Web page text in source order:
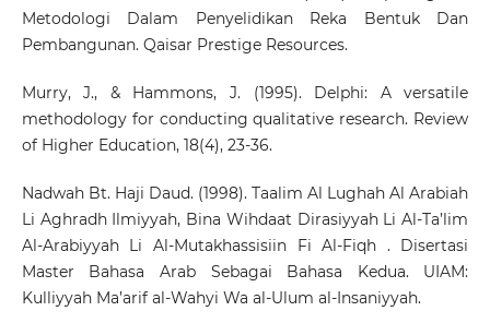
Metodologi Dalam Penyelidikan Reka Bentuk Dan
Pembangunan. Qaisar Prestige Resources.
Murry, J., & Hammons, J. (1995). Delphi: A versatile
methodology for conducting qualitative research. Review
of Higher Education, 18(4), 23-36.
Nadwah Bt. Haji Daud. (1998). Taalim Al Lughah Al Arabiah
Li Aghradh Ilmiyyah, Bina Wihdaat Dirasiyyah Li Al-Ta’lim
Al-Arabiyyah Li Al-Mutakhassisiin Fi Al-Fiqh . Disertasi
Master Bahasa Arab Sebagai Bahasa Kedua. UIAM:
Kulliyyah Ma’arif al-Wahyi Wa al-Ulum al-Insaniyyah.